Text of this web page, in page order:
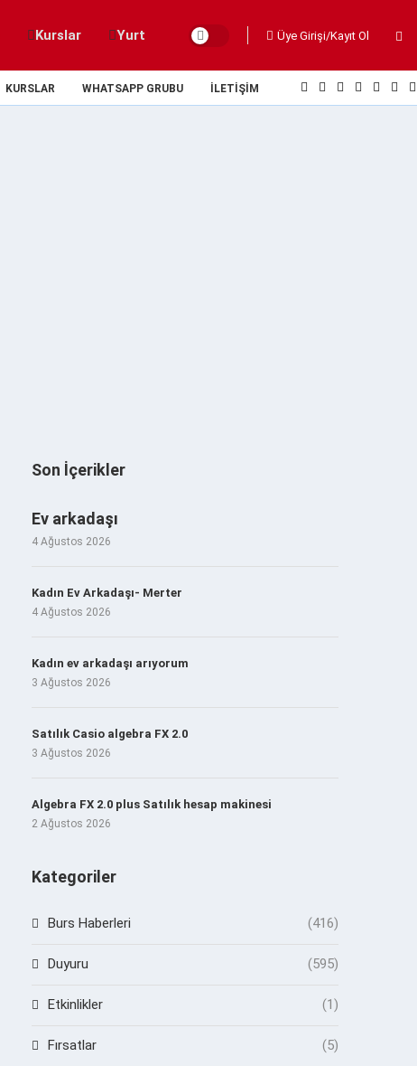
Kurslar Yurt Üye Girişi/Kayıt Ol
KURSLAR WHATSAPP GRUBU İLETIŞIM
Son İçerikler
Ev arkadaşı
4 Ağustos 2026
Kadın Ev Arkadaşı- Merter
4 Ağustos 2026
Kadın ev arkadaşı arıyorum
3 Ağustos 2026
Satılık Casio algebra FX 2.0
3 Ağustos 2026
Algebra FX 2.0 plus Satılık hesap makinesi
2 Ağustos 2026
Kategoriler
Burs Haberleri (416)
Duyuru (595)
Etkinlikler (1)
Fırsatlar (5)